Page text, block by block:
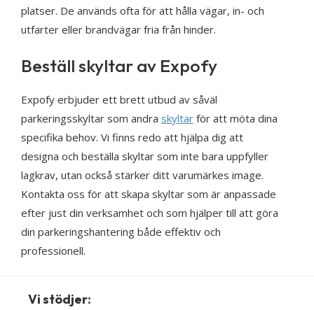
platser. De används ofta för att hålla vägar, in- och
utfarter eller brandvägar fria från hinder.
Beställ skyltar av Expofy
Expofy erbjuder ett brett utbud av såväl
parkeringsskyltar som andra skyltar för att möta dina
specifika behov. Vi finns redo att hjälpa dig att
designa och beställa skyltar som inte bara uppfyller
lagkrav, utan också stärker ditt varumärkes image.
Kontakta oss för att skapa skyltar som är anpassade
efter just din verksamhet och som hjälper till att göra
din parkeringshantering både effektiv och
professionell.
Vi stödjer: